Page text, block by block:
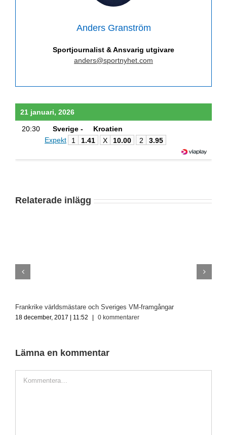
Anders Granström
Sportjournalist & Ansvarig utgivare
anders@sportnyhet.com
21 januari, 2026
20:30 Sverige -
Kroatien
Expekt
1 1.41 X 10.00 2 3.95
Relaterade inlägg
Frankrike världsmästare och Sveriges VM-framgångar
18 december, 2017 | 11:52 0 kommentarer
Lämna en kommentar